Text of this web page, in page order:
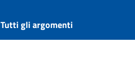
Tutti gli argomenti